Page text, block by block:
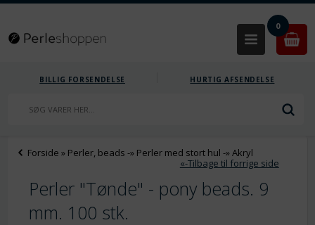
0
BILLIG FORSENDELSE HURTIG AFSENDELSE
Forside » Perler, beads -» Perler med stort hul -»Akryl
«-Tilbage til forrige side
Perler "Tønde" - pony beads. 9
mm. 100 stk.